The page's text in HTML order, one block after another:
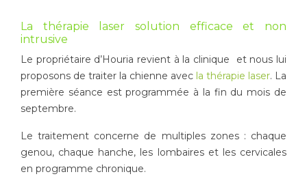
La thérapie laser solution efficace et non
intrusive
Le propriétaire d’Houria revient à la clinique et nous lui
proposons de traiter la chienne avec la thérapie laser. La
première séance est programmée à la fin du mois de
septembre.
Le traitement concerne de multiples zones : chaque
genou, chaque hanche, les lombaires et les cervicales
en programme chronique.